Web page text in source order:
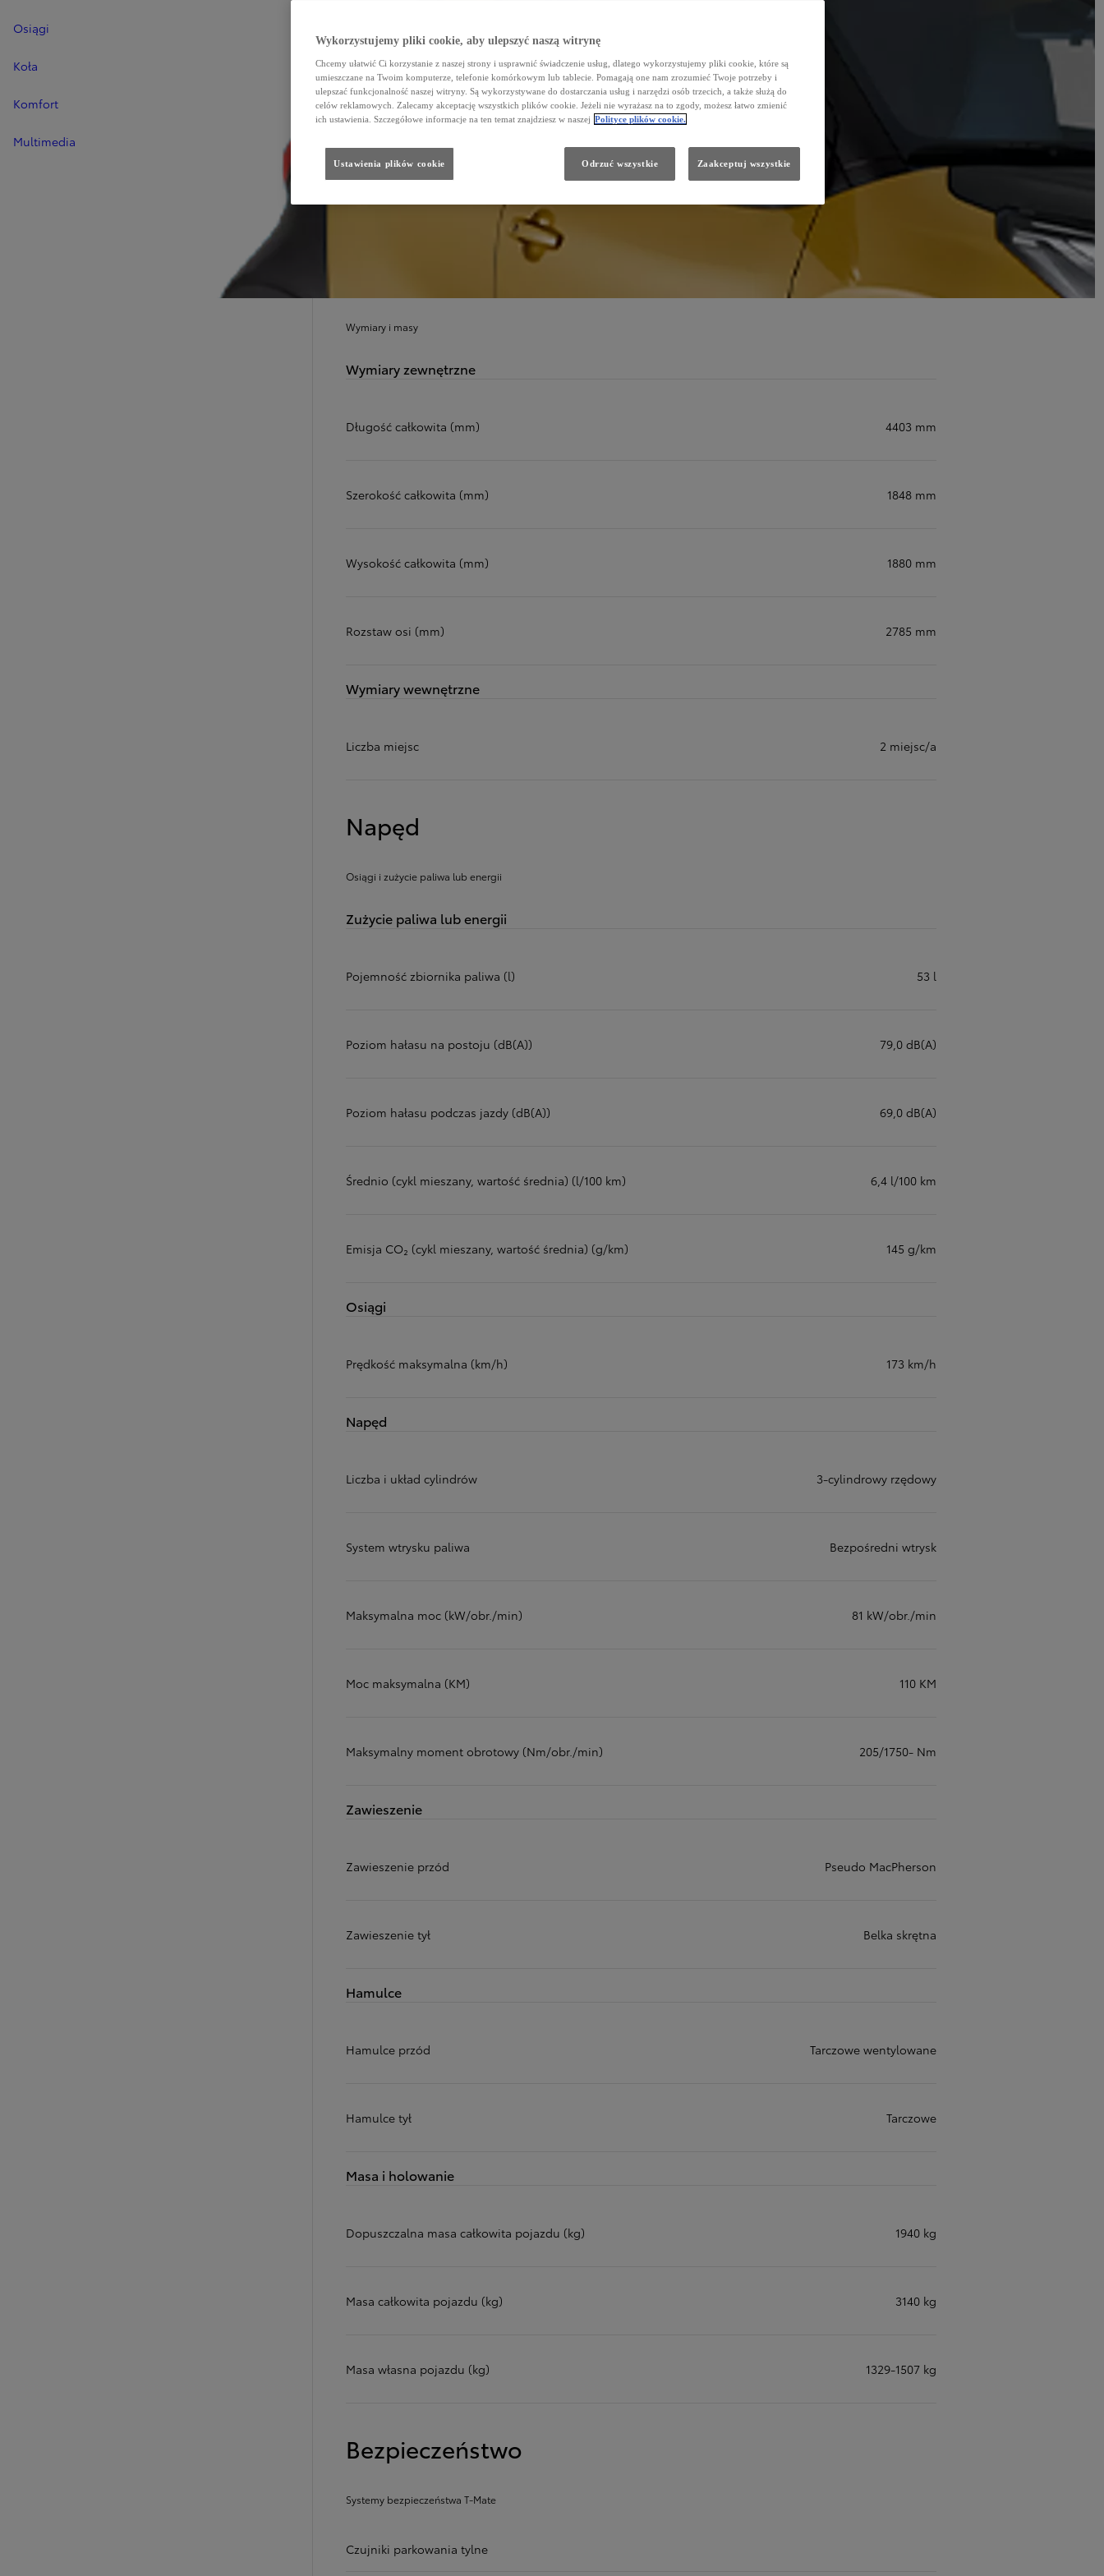
Osiągi
Koła
Komfort
Multimedia
Wymiary i masy
Wymiary zewnętrzne
Długość całkowita (mm) 4403 mm
Szerokość całkowita (mm) 1848 mm
Wysokość całkowita (mm) 1880 mm
Rozstaw osi (mm) 2785 mm
Wymiary wewnętrzne
Liczba miejsc 2 miejsc/a
Napęd
Osiągi i zużycie paliwa lub energii
Zużycie paliwa lub energii
Pojemność zbiornika paliwa (l) 53 l
Poziom hałasu na postoju (dB(A)) 79,0 dB(A)
Poziom hałasu podczas jazdy (dB(A)) 69,0 dB(A)
Średnio (cykl mieszany, wartość średnia) (l/100 km) 6,4 l/100 km
Emisja CO₂ (cykl mieszany, wartość średnia) (g/km) 145 g/km
Osiągi
Prędkość maksymalna (km/h) 173 km/h
Napęd
Liczba i układ cylindrów 3-cylindrowy rzędowy
System wtrysku paliwa Bezpośredni wtrysk
Maksymalna moc (kW/obr./min) 81 kW/obr./min
Moc maksymalna (KM) 110 KM
Maksymalny moment obrotowy (Nm/obr./min) 205/1750- Nm
Zawieszenie
Zawieszenie przód Pseudo MacPherson
Zawieszenie tył Belka skrętna
Hamulce
Hamulce przód Tarczowe wentylowane
Hamulce tył Tarczowe
Masa i holowanie
Dopuszczalna masa całkowita pojazdu (kg) 1940 kg
Masa całkowita pojazdu (kg) 3140 kg
Masa własna pojazdu (kg) 1329-1507 kg
Bezpieczeństwo
Systemy bezpieczeństwa T-Mate
Czujniki parkowania tylne
Wykorzystujemy pliki cookie, aby ulepszyć naszą witrynę
Chcemy ułatwić Ci korzystanie z naszej strony i usprawnić świadczenie usług, dlatego wykorzystujemy pliki cookie, które są
umieszczane na Twoim komputerze, telefonie komórkowym lub tablecie. Pomagają one nam zrozumieć Twoje potrzeby i
ulepszać funkcjonalność naszej witryny. Są wykorzystywane do dostarczania usług i narzędzi osób trzecich, a także służą do
celów reklamowych. Zalecamy akceptację wszystkich plików cookie. Jeżeli nie wyrażasz na to zgody, możesz łatwo zmienić
ich ustawienia. Szczegółowe informacje na ten temat znajdziesz w naszej Polityce plików cookie.
Ustawienia plików cookie Odrzuć wszystkie Zaakceptuj wszystkie